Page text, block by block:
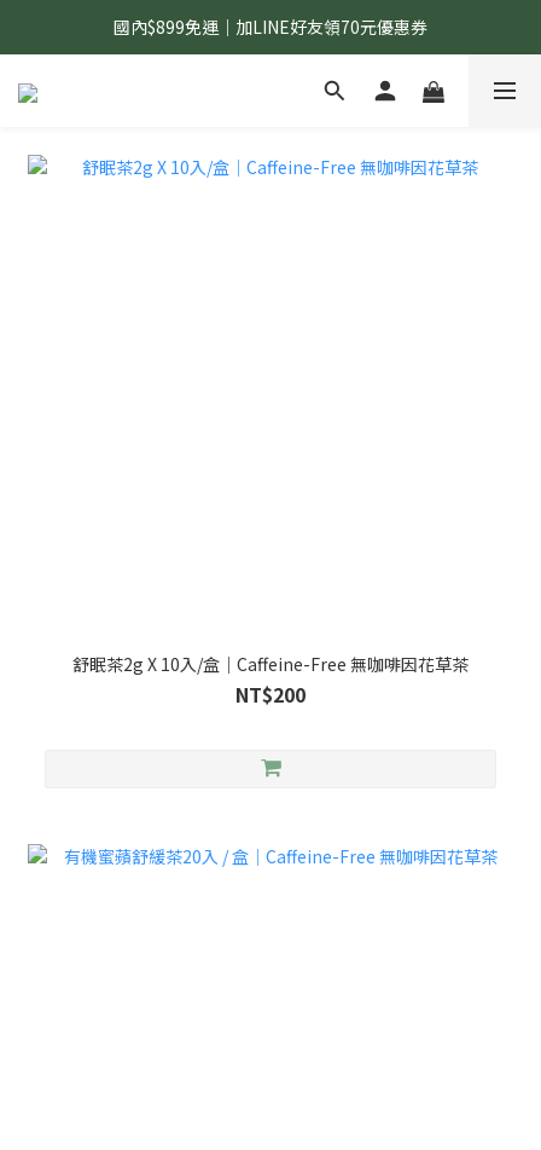
國內$899免運｜加LINE好友領70元優惠券
國內$899免運｜加LINE好友領70元優惠券
訂單滿$1,200｜送好日隨行冷水瓶 (贈完為止)
舒眠茶2g X 10入/盒｜Caffeine-Free 無咖啡因花草茶
NT$200